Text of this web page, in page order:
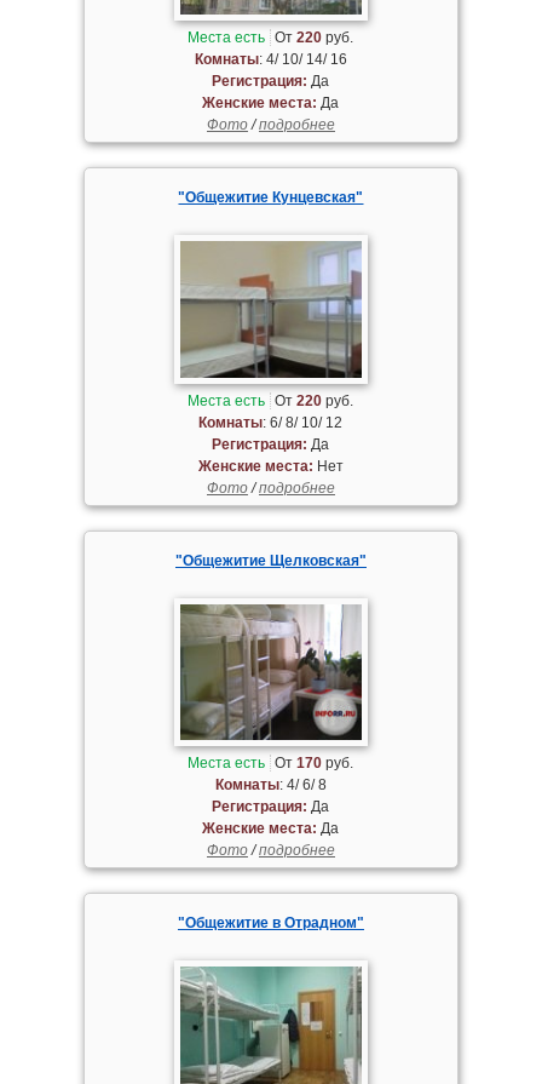
Места есть От220 руб.
Комнаты: 4/ 10/ 14/ 16
Регистрация: Да
Женские места: Да
Фото/подробнее
"Общежитие Кунцевская"
Места есть От220 руб.
Комнаты: 6/ 8/ 10/ 12
Регистрация: Да
Женские места: Нет
Фото/подробнее
"Общежитие Щелковская"
Места есть От170 руб.
Комнаты: 4/ 6/ 8
Регистрация: Да
Женские места: Да
Фото/подробнее
"Общежитие в Отрадном"